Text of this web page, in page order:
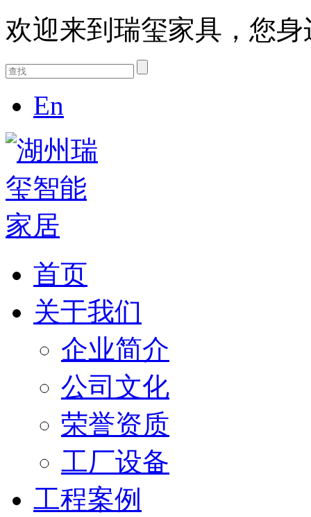
欢迎来到瑞玺家具，您
En
首页
关于我们
企业简介
公司文化
荣誉资质
工厂设备
工程案例